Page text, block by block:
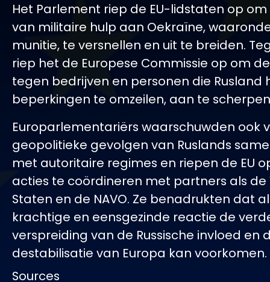
Het Parlement riep de EU-lidstaten op
van militaire hulp aan Oekraïne,
munitie, te versnellen en uit te breiden.
riep het de Europese Commissie op om
tegen bedrijven en personen die Rusland
beperkingen te omzeilen, aan te
Europarlementariërs waarschuwden ook
geopolitieke gevolgen van Ruslands
met autoritaire regimes en riepen de EU
acties te coördineren met partners als de
Staten en de NAVO. Ze benadrukten dat
krachtige en eensgezinde reactie de
verspreiding van de Russische invloed en
destabilisatie van Europa kan voorkomen.
Sources